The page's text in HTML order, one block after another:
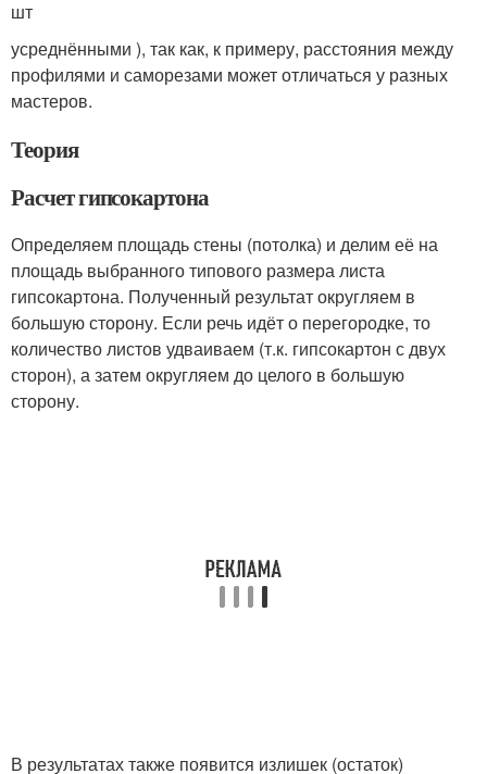
шт
усреднёнными ), так как, к примеру, расстояния между
профилями и саморезами может отличаться у разных
мастеров.
Теория
Расчет гипсокартона
Определяем площадь стены (потолка) и делим её на
площадь выбранного типового размера листа
гипсокартона. Полученный результат округляем в
большую сторону. Если речь идёт о перегородке, то
количество листов удваиваем (т.к. гипсокартон с двух
сторон), а затем округляем до целого в большую
сторону.
В результатах также появится излишек (остаток)